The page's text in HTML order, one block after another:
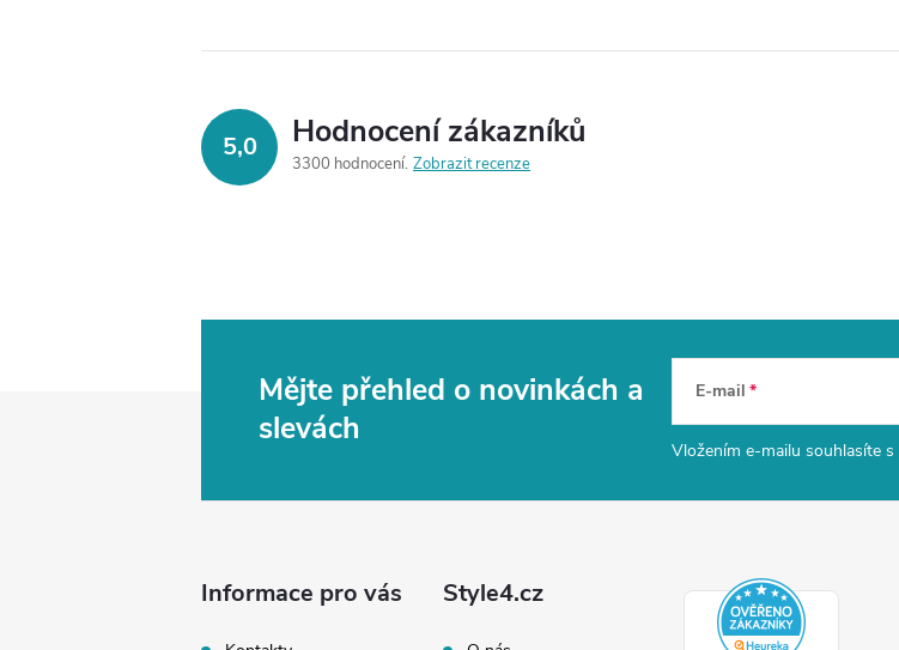
5,0 Hodnocení zákazníků
3300 hodnocení Zobrazit recenze
Mějte přehled o novinkách a
slevách
E-mail
Vložením e-mailu souhlasíte s
Informace pro vás Style4.cz